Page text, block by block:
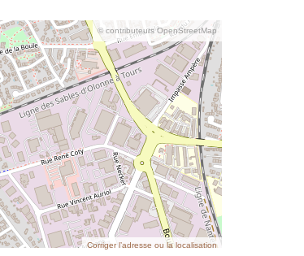
© contributeurs OpenStreetMap
Corriger l’adresse ou la localisation